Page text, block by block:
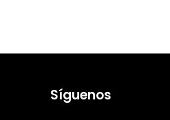
Síguenos